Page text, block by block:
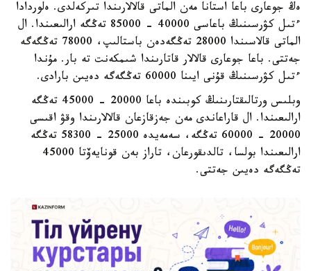
ەڭ جوعارى باعا استانا مەن الماتى قالالارىندا تىركەلدى. ەلوردادا
ءتىل كۋرسىنىڭ باعاسى 40000 - 85000 تەڭگە ارالىعىندا. ال
الماتى قالاسىندا 28000 تەڭگەدەن باستالىپ، 78000 تەڭگەگە
جەتتى. باعا جوعارى قالالار قاتارىندا شىمكەنت تە بار. مۇندا
ءتىل كۋرسىنىڭ قۇنى ايىنا 60000 تەڭگەگە دەيىن بارادى.
وبلىس ورتالىقتارىنىڭ كوبىندە باعا 20000 - 45000 تەڭگە
ارالىعىندا. ال قاراعاندى مەن جەزقازعان قالالارىندا وقۋ اقىسى
20000 - 60000 تەڭگە، سەمەيدە 25000 - 58300 تەڭگە
ارالىعىندا بولسا، تالدىقورعان، تاراز بەن قونايەۆتا 45000
تەڭگەگە دەيىن جەتتى.